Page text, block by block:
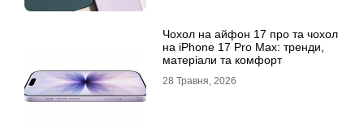
Чохол на айфон 17 про та чохол
на iPhone 17 Pro Max: тренди,
матеріали та комфорт
28 Травня, 2026